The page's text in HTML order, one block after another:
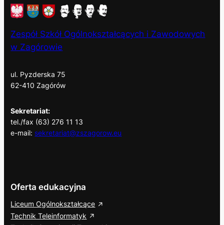
Zespół Szkół Ogólnokształcących i Zawodowych
w Zagórowie
ul. Pyzderska 75
62-410 Zagórów
Sekretariat:
tel./fax (63) 276 11 13
e-mail: sekretariat@zszagorow.eu
Oferta edukacyjna
Liceum Ogólnokształcące
Technik Teleinformatyk